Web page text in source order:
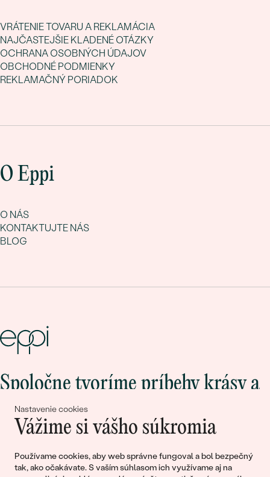
Nastavenie cookies
Vážime si vášho súkromia
Používame cookies, aby web správne fungoval a bol bezpečný
tak, ako očakávate. S vaším súhlasom ich využívame aj na
VRÁTENIE TOVARU A REKLAMÁCIA
NAJČASTEJŠIE KLADENÉ OTÁZKY
OCHRANA OSOBNÝCH ÚDAJOV
OBCHODNÉ PODMIENKY
REKLAMAČNÝ PORIADOK
O Eppi
O NÁS
KONTAKTUJTE NÁS
BLOG
Spoločne tvoríme príbehy krásy a
lásky